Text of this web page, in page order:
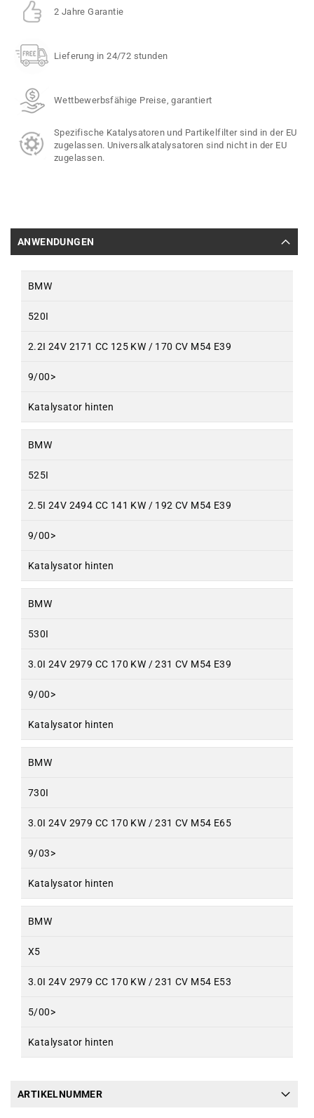
2 Jahre Garantie
Lieferung in 24/72 stunden
Wettbewerbsfähige Preise, garantiert
Spezifische Katalysatoren und Partikelfilter sind in der EU
zugelassen. Universalkatalysatoren sind nicht in der EU
zugelassen.
ANWENDUNGEN
BMW
520I
2.2I 24V 2171 CC 125 KW / 170 CV M54 E39
9/00>
Katalysator hinten
BMW
525I
2.5I 24V 2494 CC 141 KW / 192 CV M54 E39
9/00>
Katalysator hinten
BMW
530I
3.0I 24V 2979 CC 170 KW / 231 CV M54 E39
9/00>
Katalysator hinten
BMW
730I
3.0I 24V 2979 CC 170 KW / 231 CV M54 E65
9/03>
Katalysator hinten
BMW
X5
3.0I 24V 2979 CC 170 KW / 231 CV M54 E53
5/00>
Katalysator hinten
ARTIKELNUMMER